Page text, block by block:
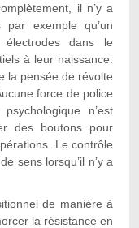
il n’y a
exemple qu’un
dans le
à leur naissance.
la pensée de révolte
force de police
n’est
des boutons pour
Le contrôle
sens lorsqu’il n’y a
de manière à
la résistance en